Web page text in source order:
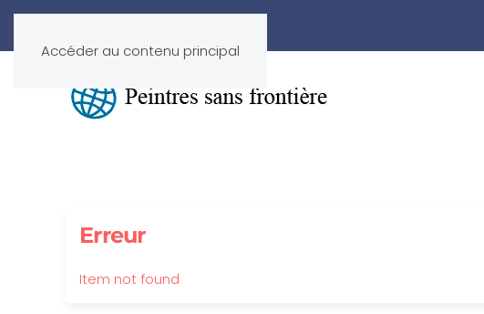
Accéder au contenu principal
Erreur
Item not found